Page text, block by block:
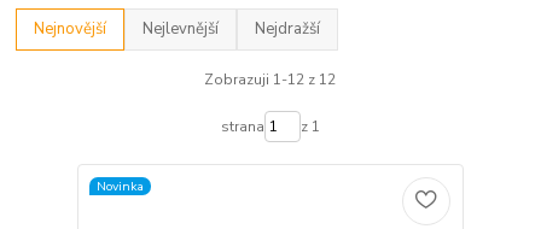
Nejnovější Nejlevnější Nejdražší
Zobrazuji 1-12 z 12
strana z 1
Novinka